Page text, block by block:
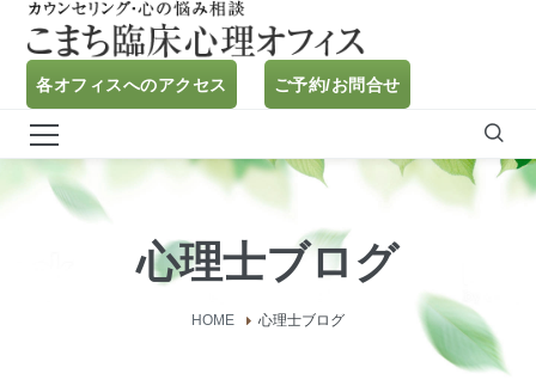
各オフィスへのアクセス ご予約/お問合せ
心理士ブログ
HOME 心理士ブログ